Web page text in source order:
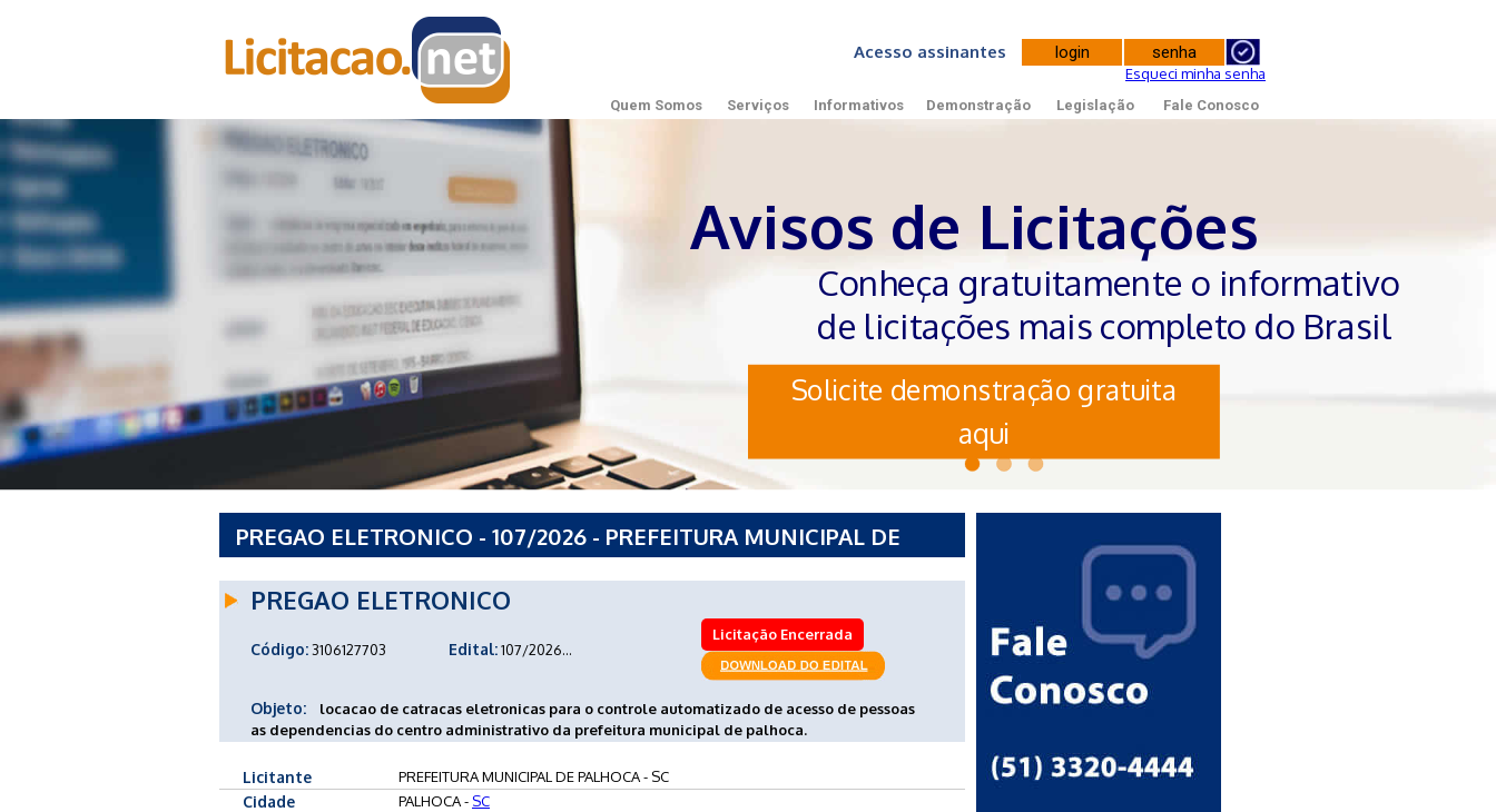
Acesso assinantes
Esqueci minha senha
Quem Somos Serviços Informativos Demonstração Legislação Fale Conosco
Avisos de Licitações
Conheça gratuitamente o informativo
de licitações mais completo do Brasil
Solicite demonstração gratuita
aqui
PREGAO ELETRONICO - 107/2026 - PREFEITURA MUNICIPAL DE
PREGAO ELETRONICO
Código:3106127703 Edital:107/2026...
Licitação Encerrada
Objeto:
locacao de catracas eletronicas para o controle automatizado de acesso de pessoas
as dependencias do centro administrativo da prefeitura municipal de palhoca.
Licitante PREFEITURA MUNICIPAL DE PALHOCA - SC
Cidade PALHOCA - SC